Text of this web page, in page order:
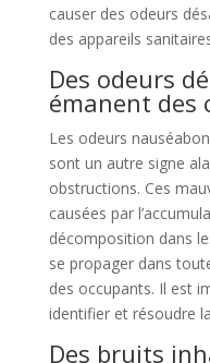
causer des odeurs
des appareils
Des odeurs
émanent des
Les odeurs
sont un autre signe
obstructions. Ces
causées par
décomposition dans
se propager dans
des occupants. Il est
identifier et résoudre
Des bruits